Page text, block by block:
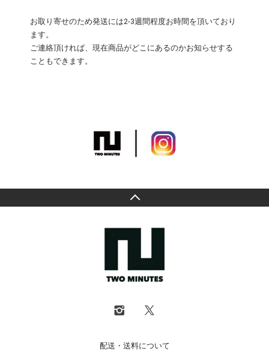
お取り寄せのため発送には2-3週間程度お時間を頂いており
ます。
ご連絡頂ければ、現在商品がどこにあるのかお知らせする
こともできます。
配送・送料について